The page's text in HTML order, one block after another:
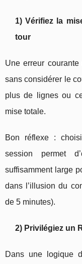
1) Vérifiez la
tour
Une erreur
sans considérer le
plus de lignes ou
mise totale.
Bon réflexe :
session permet
suffisamment large
dans l’illusion du
de 5 minutes).
2) Privilégiez un
Dans une logique